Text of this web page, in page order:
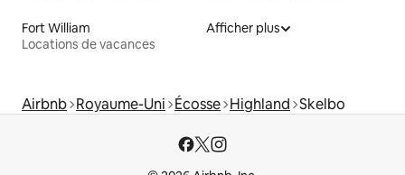
Fort William
Locations de vacances
Afficher plus
Airbnb Royaume-Uni Écosse Highland Skelbo